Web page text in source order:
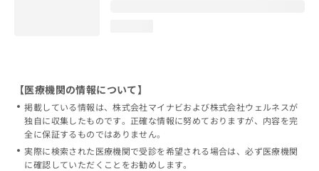
【医療機関の情報について】
掲載している情報は、株式会社マイナビおよび株式会社ウェルネスが
独自に収集したものです。正確な情報に努めておりますが、内容を完
全に保証するものではありません。
実際に検索された医療機関で受診を希望される場合は、必ず医療機関
に確認していただくことをお勧めします。